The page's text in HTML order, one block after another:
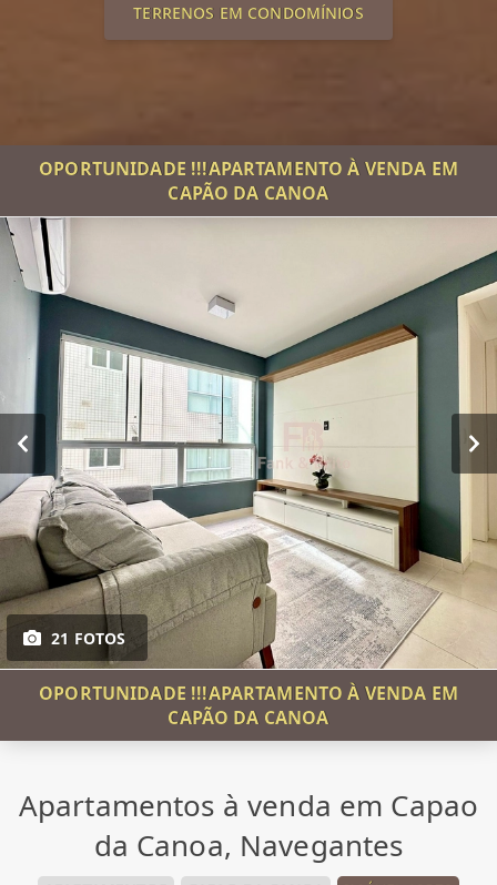
TERRENOS EM CONDOMÍNIOS
OPORTUNIDADE !!!APARTAMENTO À VENDA EM
CAPÃO DA CANOA
21 FOTOS
OPORTUNIDADE !!!APARTAMENTO À VENDA EM
CAPÃO DA CANOA
Apartamentos à venda em Capao
da Canoa, Navegantes